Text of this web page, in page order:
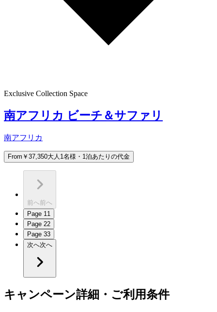
Exclusive Collection Space
南アフリカ ビーチ＆サファリ
南アフリカ
From ￥37,350大人1名様・1泊あたりの代金
前へ前へ
Page 1 1
Page 22
Page 33
次へ次へ
キャンペーン詳細・ご利用条件